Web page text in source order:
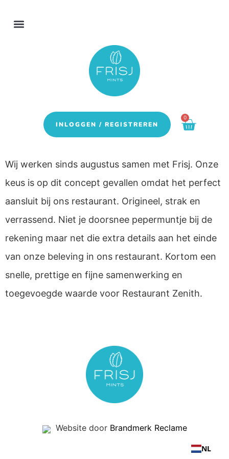
INLOGGEN / REGISTREREN
0
Wij werken sinds augustus samen met Frisj. Onze
keus is op dit concept gevallen omdat het perfect
aansluit bij ons restaurant. Origineel, strak en
verrassend. Niet je doorsnee pepermuntje bij de
rekening maar net die extra details aan het einde
van onze beleving in ons restaurant. Kortom een
snelle, prettige en fijne samenwerking en
toegevoegde waarde voor Restaurant Zenith.
Website door Brandmerk Reclame
NL